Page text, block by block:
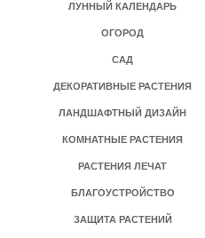
ЛУННЫЙ КАЛЕНДАРЬ
ОГОРОД
САД
ДЕКОРАТИВНЫЕ РАСТЕНИЯ
ЛАНДШАФТНЫЙ ДИЗАЙН
КОМНАТНЫЕ РАСТЕНИЯ
РАСТЕНИЯ ЛЕЧАТ
БЛАГОУСТРОЙСТВО
ЗАЩИТА РАСТЕНИЙ